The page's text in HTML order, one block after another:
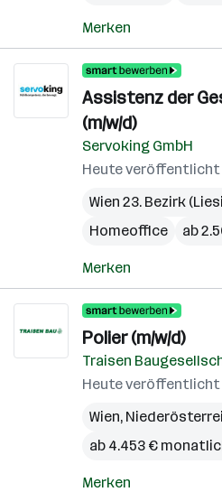
Merken
Assistenz der
(m/w/d)
Servoking GmbH
Heute veröffentlicht
Wien 23. Bezirk
Homeoffice
ab
Merken
Polier (m/w/d)
Traisen
Heute veröffentlicht
Wien,
ab 4.453 €
Merken